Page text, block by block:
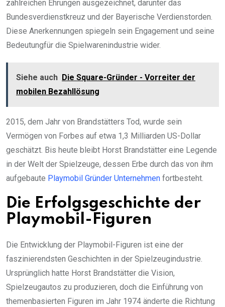
zahlreichen Ehrungen ausgezeichnet, darunter das
Bundesverdienstkreuz und der Bayerische Verdienstorden.
Diese Anerkennungen spiegeln sein Engagement und seine
Bedeutungfür die Spielwarenindustrie wider.
Siehe auch Die Square-Gründer - Vorreiter der
mobilen Bezahllösung
2015, dem Jahr von Brandstätters Tod, wurde sein
Vermögen von Forbes auf etwa 1,3 Milliarden US-Dollar
geschätzt. Bis heute bleibt Horst Brandstätter eine Legende
in der Welt der Spielzeuge, dessen Erbe durch das von ihm
aufgebaute Playmobil Gründer Unternehmen fortbesteht.
Die Erfolgsgeschichte der
Playmobil-Figuren
Die Entwicklung der Playmobil-Figuren ist eine der
faszinierendsten Geschichten in der Spielzeugindustrie.
Ursprünglich hatte Horst Brandstätter die Vision,
Spielzeugautos zu produzieren, doch die Einführung von
themenbasierten Figuren im Jahr 1974 änderte die Richtung